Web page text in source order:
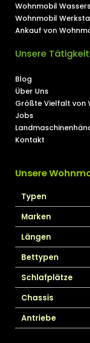
Wohnmobil
Wohnmobil
Ankauf von
Unsere
Blog
Über Uns
Größte Vielfalt von
Jobs
Kontakt
Unsere
Typen
Marken
Längen
Bettypen
Schlafplätze
Chassis
Antriebe